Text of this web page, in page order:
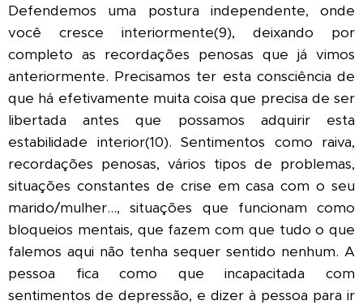
Defendemos uma postura independente, onde
você cresce interiormente(9), deixando por
completo as recordações penosas que já vimos
anteriormente. Precisamos ter esta consciência de
que há efetivamente muita coisa que precisa de ser
libertada antes que possamos adquirir esta
estabilidade interior(10). Sentimentos como raiva,
recordações penosas, vários tipos de problemas,
situações constantes de crise em casa com o seu
marido/mulher..., situações que funcionam como
bloqueios mentais, que fazem com que tudo o que
falemos aqui não tenha sequer sentido nenhum. A
pessoa fica como que incapacitada com
sentimentos de depressão, e dizer à pessoa para ir